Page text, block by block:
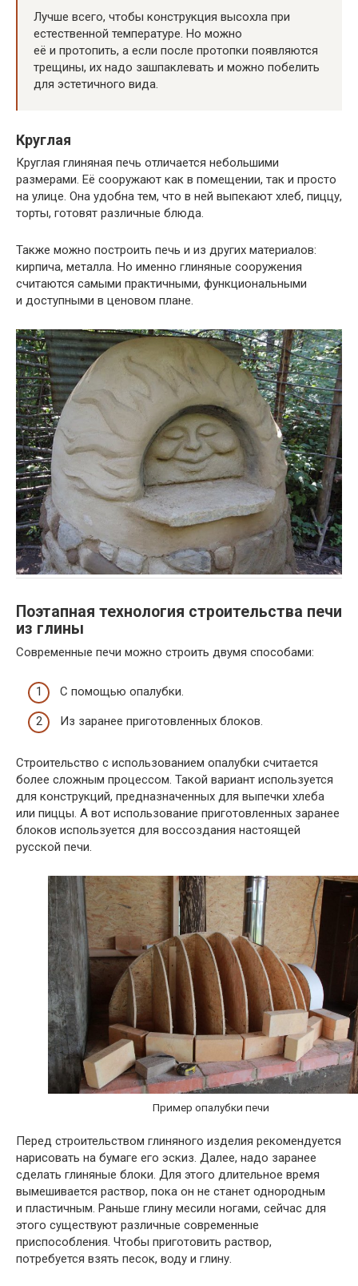
Лучше всего, чтобы конструкция высохла при
естественной температуре. Но можно
её и протопить, а если после протопки появляются
трещины, их надо зашпаклевать и можно побелить
для эстетичного вида.
Круглая
Круглая глиняная печь отличается небольшими
размерами. Её сооружают как в помещении, так и просто
на улице. Она удобна тем, что в ней выпекают хлеб, пиццу,
торты, готовят различные блюда.
Также можно построить печь и из других материалов:
кирпича, металла. Но именно глиняные сооружения
считаются самыми практичными, функциональными
и доступными в ценовом плане.
Поэтапная технология строительства печи
из глины
Современные печи можно строить двумя способами:
С помощью опалубки.
Из заранее приготовленных блоков.
Строительство с использованием опалубки считается
более сложным процессом. Такой вариант используется
для конструкций, предназначенных для выпечки хлеба
или пиццы. А вот использование приготовленных заранее
блоков используется для воссоздания настоящей
русской печи.
Пример опалубки печи
Перед строительством глиняного изделия рекомендуется
нарисовать на бумаге его эскиз. Далее, надо заранее
сделать глиняные блоки. Для этого длительное время
вымешивается раствор, пока он не станет однородным
и пластичным. Раньше глину месили ногами, сейчас для
этого существуют различные современные
приспособления. Чтобы приготовить раствор,
потребуется взять песок, воду и глину.